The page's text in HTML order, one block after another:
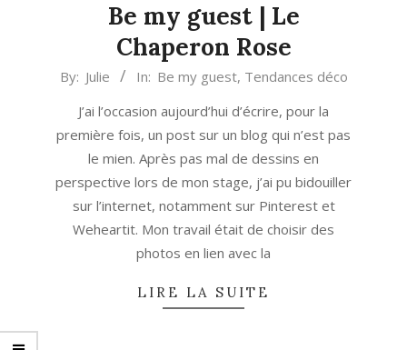
Be my guest | Le
Chaperon Rose
2014-
By: Julie In: Be my guest, Tendances déco
J’ai l’occasion aujourd’hui d’écrire, pour la
première fois, un post sur un blog qui n’est pas
le mien. Après pas mal de dessins en
perspective lors de mon stage, j’ai pu bidouiller
sur l’internet, notamment sur Pinterest et
Weheartit. Mon travail était de choisir des
photos en lien avec la
LIRE LA SUITE